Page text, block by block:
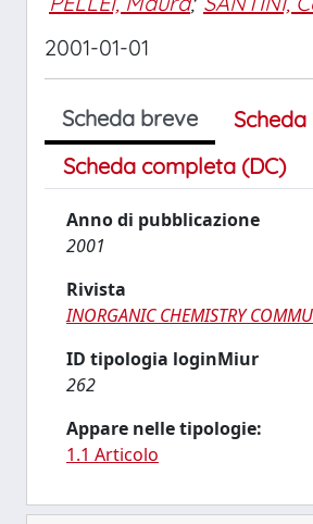
2001-01-01
Scheda breve
Scheda completa (DC)
Anno di pubblicazione
2001
Rivista
INORGANIC CHEMISTRY
ID tipologia loginMiur
262
Appare nelle tipologie:
1.1 Articolo